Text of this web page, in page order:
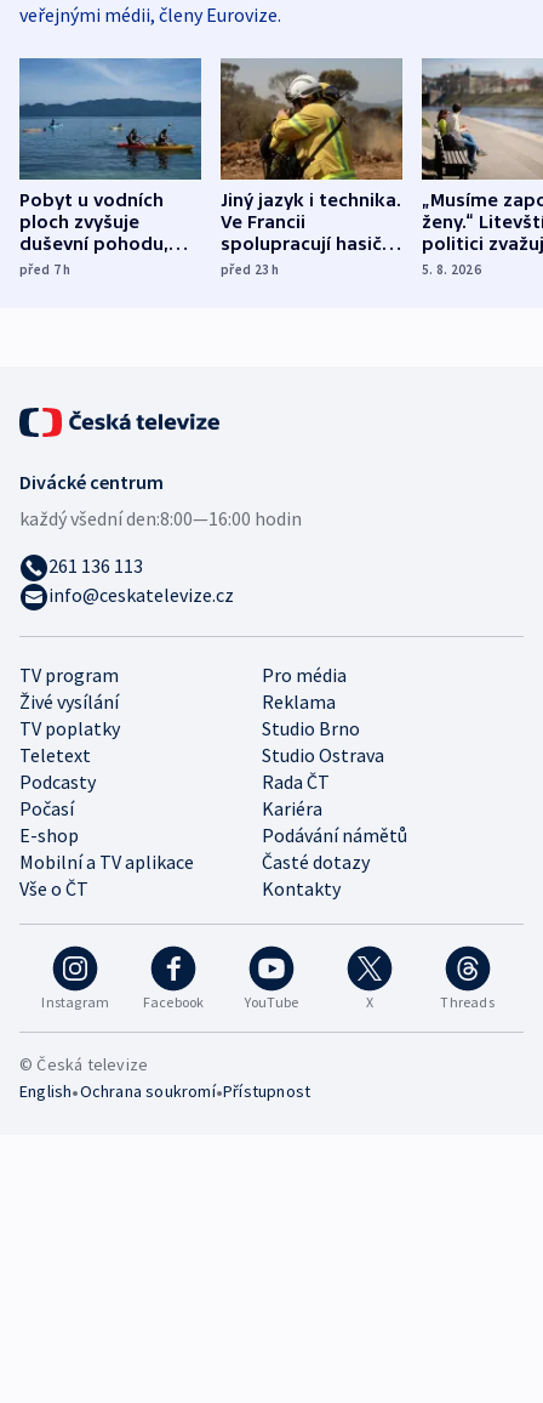
veřejnými médii, členy Eurovize.
Pobyt u vodních
ploch zvyšuje
duševní pohodu,
ukázala
před 7h
Jiný jazyk i technika.
Ve Francii
spolupracují hasiči z
různých zemí
před 23h
„Musíme
ženy.“
politici
dohodu o
5. 8. 2026
Instagram Facebook YouTube X Threads
TV program
Pro média
Živé vysílání
Reklama
TV poplatky
Studio Brno
Teletext
Studio Ostrava
Podcasty
Rada ČT
Počasí
Kariéra
E-shop
Podávání námětů
Mobilní a TV aplikace
Časté dotazy
Vše o ČT
Kontakty
Divácké centrum
každý všední den:8:00—16:00 hodin
261 136 113
info@ceskatelevize.cz
© Česká televize
English•Ochrana soukromí•Přístupnost